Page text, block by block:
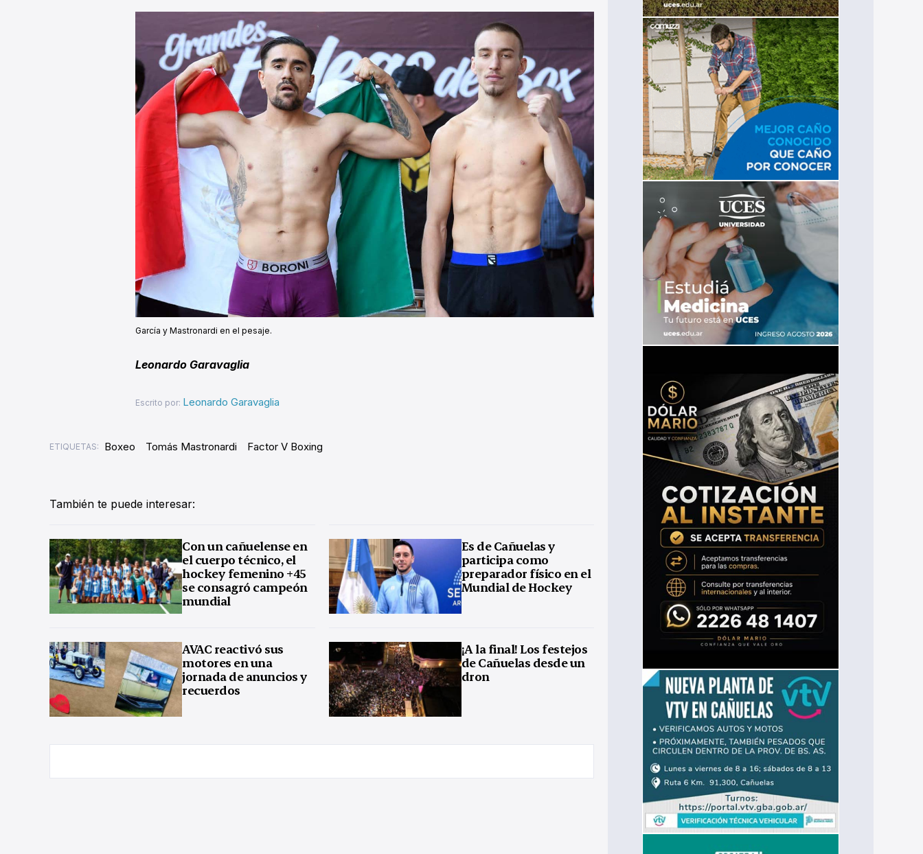
García y Mastronardi en el pesaje.
Leonardo Garavaglia
Escrito por: Leonardo Garavaglia
ETIQUETAS: Boxeo Tomás Mastronardi Factor V Boxing
También te puede interesar:
Con un cañuelense en
el cuerpo técnico, el
hockey femenino +45
se consagró campeón
mundial
Es de Cañuelas y
participa como
preparador físico en el
Mundial de Hockey
AVAC reactivó sus
motores en una
jornada de anuncios y
recuerdos
¡A la final! Los festejos
de Cañuelas desde un
dron